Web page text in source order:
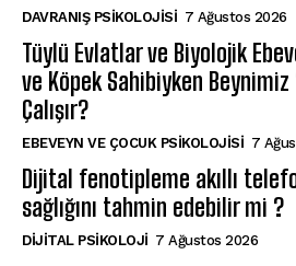
DAVRANIŞ PSIKOLOJISI 7 Ağustos 2026
Tüylü Evlatlar ve Biyolojik
ve Köpek Sahibiyken Beynimiz
Çalışır?
EBEVEYN VE ÇOCUK PSIKOLOJISI 7
Dijital fenotipleme akıllı
sağlığını tahmin edebilir mi ?
DIJITAL PSIKOLOJI 7 Ağustos 2026